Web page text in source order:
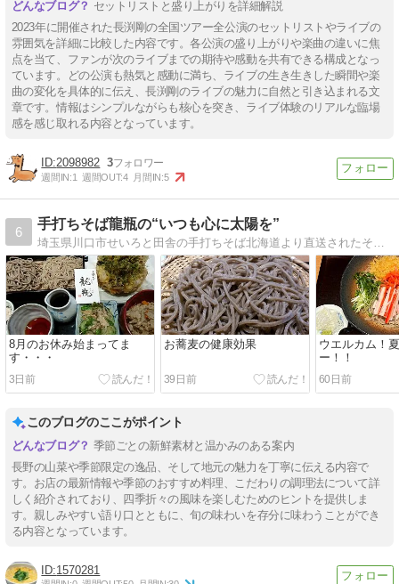
セットリストと盛り上がりを詳細解説
2023年に開催された長渕剛の全国ツアー全公演のセットリストやライブの
雰囲気を詳細に比較した内容です。各公演の盛り上がりや楽曲の違いに焦
点を当て、ファンが次のライブまでの期待や感動を共有できる構成となっ
ています。どの公演も熱気と感動に満ち、ライブの生き生きした瞬間や楽
曲の変化を具体的に伝え、長渕剛のライブの魅力に自然と引き込まれる文
章です。情報はシンプルながらも核心を突き、ライブ体験のリアルな臨場
感を感じ取れる内容となっています。
2098982 3
週間IN:1 週間OUT:4 月間IN:5
6
手打ちそば龍瓶の“いつも心に太陽を”
埼玉県川口市せいろと田舎の手打ちそば北海道より直送されたそば粉を手打ちで提供しています
8月のお休み始まってま
す・・・
3日前
お蕎麦の健康効果
39日前
ウエルカム！
ー！！
60日前
このブログのここがポイント
季節ごとの新鮮素材と温かみのある案内
長野の山菜や季節限定の逸品、そして地元の魅力を丁寧に伝える内容で
す。お店の最新情報や季節のおすすめ料理、こだわりの調理法について詳
しく紹介されており、四季折々の風味を楽しむためのヒントを提供しま
す。親しみやすい語り口とともに、旬の味わいを存分に味わうことができ
る内容となっています。
1570281